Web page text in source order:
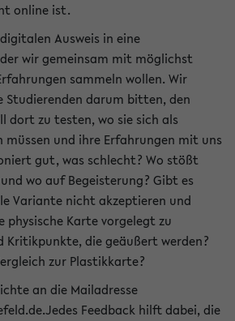
online ist.
Ausweis in eine
wir gemeinsam mit möglichst
sammeln wollen. Wir
Studierenden darum bitten, den
dort zu testen, wo sie sich als
müssen und ihre Erfahrungen mit uns
gut, was schlecht? Wo stößt
wo auf Begeisterung? Gibt es
Variante nicht akzeptieren und
physische Karte vorgelegt zu
Kritikpunkte, die geäußert werden?
zur Plastikkarte?
an die Mailadresse
Feedback hilft dabei, die